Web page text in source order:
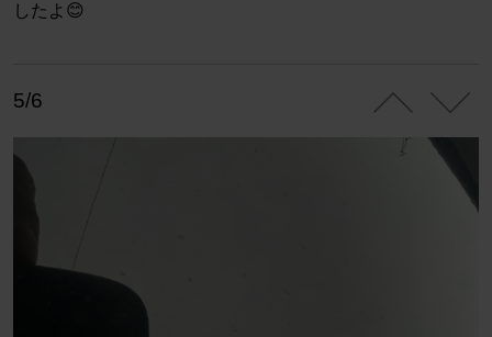
したよ😊
5/6